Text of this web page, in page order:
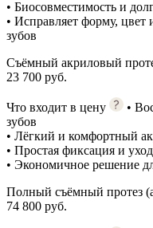
• Биосовместимость и
• Исправляет форму,
зубов
Съёмный акриловый
23 700 руб.
Что входит в цену
•
зубов
• Лёгкий и комфортный
• Простая фиксация и уход
• Экономичное решение
Полный съёмный протез
74 800 руб.